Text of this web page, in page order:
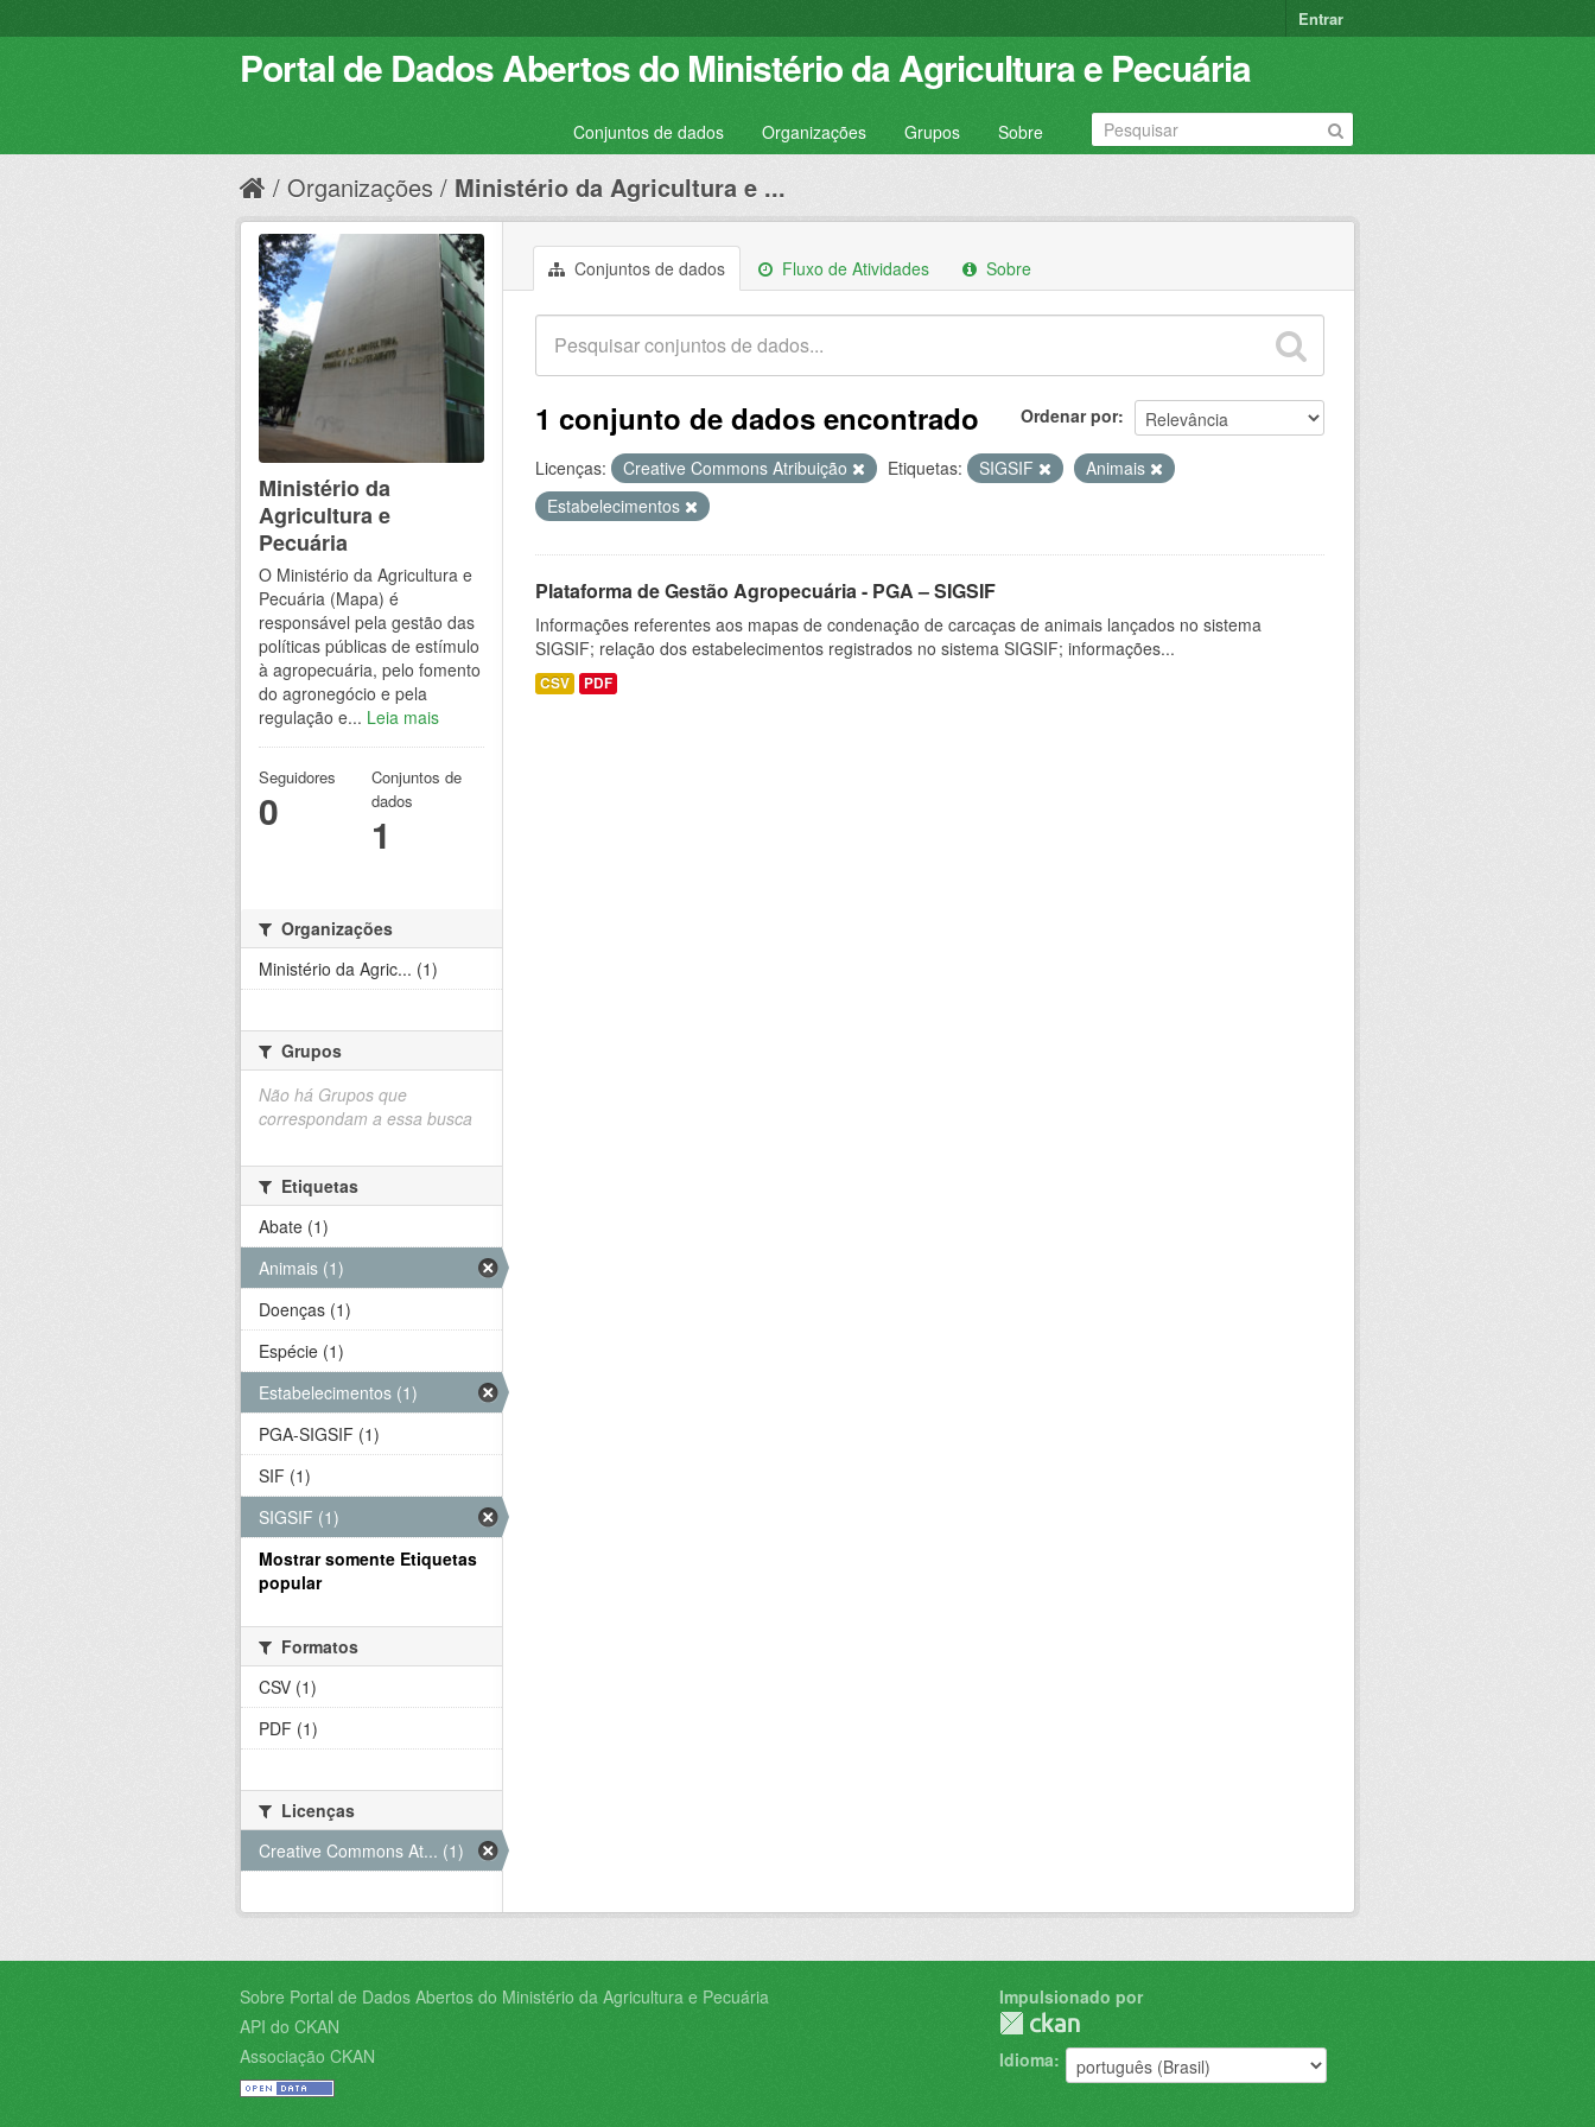
Entrar
Portal de Dados Abertos do Ministério da Agricultura e Pecuária
Conjuntos de dados Organizações Grupos Sobre
Organizações Ministério da Agricultura e ...
Conjuntos de dados Fluxo de Atividades Sobre
Ordenar por
1 conjunto de dados encontrado
Licenças: Creative Commons Atribuição Etiquetas: SIGSIF
Animais
Estabelecimentos
Plataforma de Gestão Agropecuária - PGA – SIGSIF
Informações referentes aos mapas de condenação de carcaças de animais lançados no sistema
SIGSIF; relação dos estabelecimentos registrados no sistema SIGSIF; informações...
CSV PDF
Ministério da
Agricultura e
Pecuária
O Ministério da Agricultura e
Pecuária (Mapa) é
responsável pela gestão das
políticas públicas de estímulo
à agropecuária, pelo fomento
do agronegócio e pela
regulação e... Leia mais
Seguidores
0
Conjuntos de
dados
1
Organizações
Ministério da Agric... (1)
Grupos
Não há Grupos que
correspondam a essa busca
Etiquetas
Abate (1)
Animais (1)
Doenças (1)
Espécie (1)
Estabelecimentos (1)
PGA-SIGSIF (1)
SIF (1)
SIGSIF (1)
Mostrar somente Etiquetas
popular
Formatos
CSV (1)
PDF (1)
Licenças
Creative Commons At... (1)
Sobre Portal de Dados Abertos do Ministério da Agricultura e Pecuária
API do CKAN
Associação CKAN
Impulsionado por
Idioma